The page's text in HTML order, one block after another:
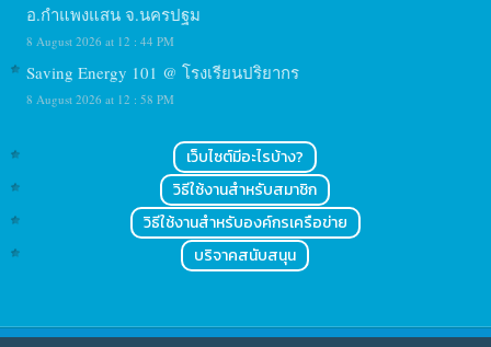
อ.กำแพงแสน จ.นครปฐม
8 August 2026 at 12 : 44 PM
Saving Energy 101 @ โรงเรียนปริยากร
8 August 2026 at 12 : 58 PM
เว็บไซต์มีอะไรบ้าง?
วิธีใช้งานสำหรับสมาชิก
วิธีใช้งานสำหรับองค์กรเครือข่าย
บริจาคสนับสนุน